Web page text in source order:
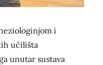
i
učilišta
unutar sustava